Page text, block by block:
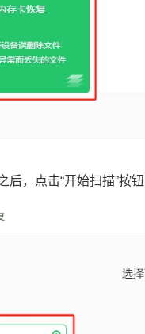
后，点击“开始扫描”按